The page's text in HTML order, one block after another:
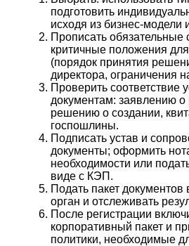
подготовить
исходя из бизнес-модели
Прописать обязательные
критичные положения для
(порядок принятия
директора, ограничения
Проверить соответствие
документам: заявлению о
решению о создании,
госпошлины.
Подписать устав и
документы; оформить
необходимости или
виде с КЭП.
Подать пакет
орган и отслеживать
После регистрации
корпоративный пакет и
политики, необходимые